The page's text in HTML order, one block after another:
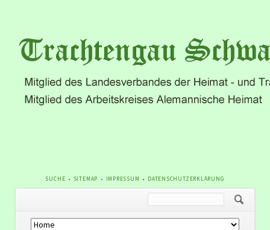
NAVIGATION
SUCHE SITEMAP IMPRESSUM DATENSCHUTZERKLÄRUNG
Navigation